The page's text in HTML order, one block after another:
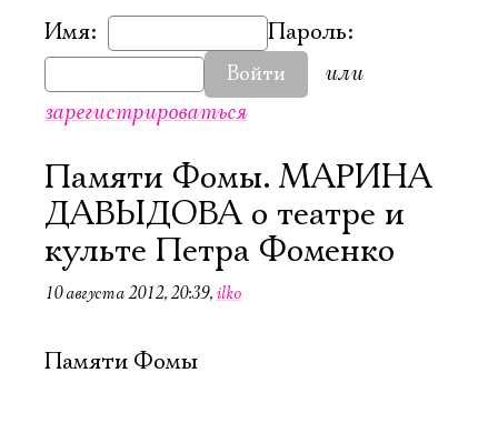
Имя:
Пароль:
Войти
или
зарегистрироваться
Памяти Фомы. МАРИНА
ДАВЫДОВА о театре и
культе Петра Фоменко
10 августа 2012, 20:39,ilko
Памяти Фомы